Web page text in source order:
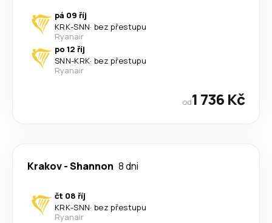
pá 09 říj
KRK-SNN· bez přestupu
Ryanair
po 12 říj
SNN-KRK· bez přestupu
Ryanair
od1 736 Kč
Krakov-Shannon 8 dni
čt 08 říj
KRK-SNN· bez přestupu
Ryanair